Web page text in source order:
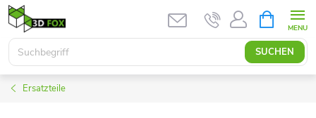
Zum
Inhalt
springen
SUCHEN
Ersatzteile